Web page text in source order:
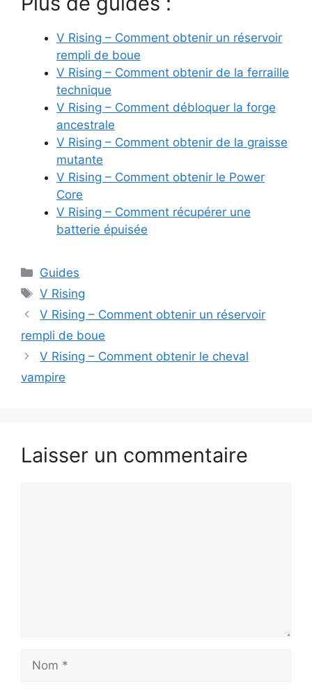
V Rising – Comment obtenir un réservoir
rempli de boue
V Rising – Comment obtenir de la ferraille
technique
V Rising – Comment débloquer la forge
ancestrale
V Rising – Comment obtenir de la graisse
mutante
V Rising – Comment obtenir le Power
Core
V Rising – Comment récupérer une
batterie épuisée
Catégories
Guides
Étiquettes
V Rising
V Rising – Comment obtenir un réservoir
rempli de boue
V Rising – Comment obtenir le cheval
vampire
Laisser un commentaire